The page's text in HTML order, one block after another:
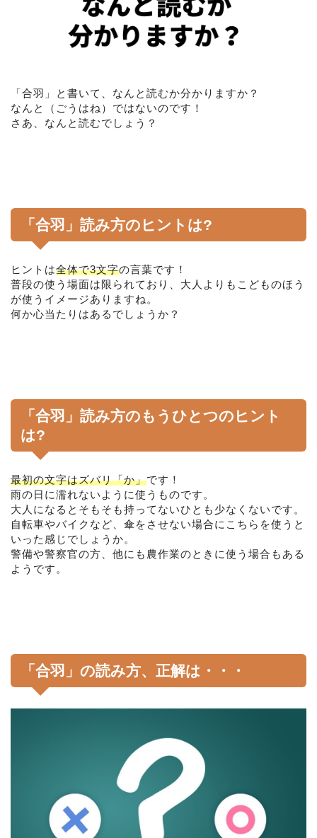
「合羽」と書いて、なんと読むか分かりますか？
なんと（ごうはね）ではないのです！
さあ、なんと読むでしょう？
「合羽」読み方のヒントは?
ヒントは全体で3文字の言葉です！
普段の使う場面は限られており、大人よりもこどものほう
が使うイメージありますね。
何か心当たりはあるでしょうか？
「合羽」読み方のもうひとつのヒント
は?
最初の文字はズバリ「か」です！
雨の日に濡れないように使うものです。
大人になるとそもそも持ってないひとも少なくないです。
自転車やバイクなど、傘をさせない場合にこちらを使うと
いった感じでしょうか。
警備や警察官の方、他にも農作業のときに使う場合もある
ようです。
「合羽」の読み方、正解は・・・